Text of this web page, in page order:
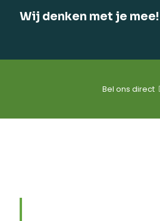
Wij denken met je mee!
Bel ons direct